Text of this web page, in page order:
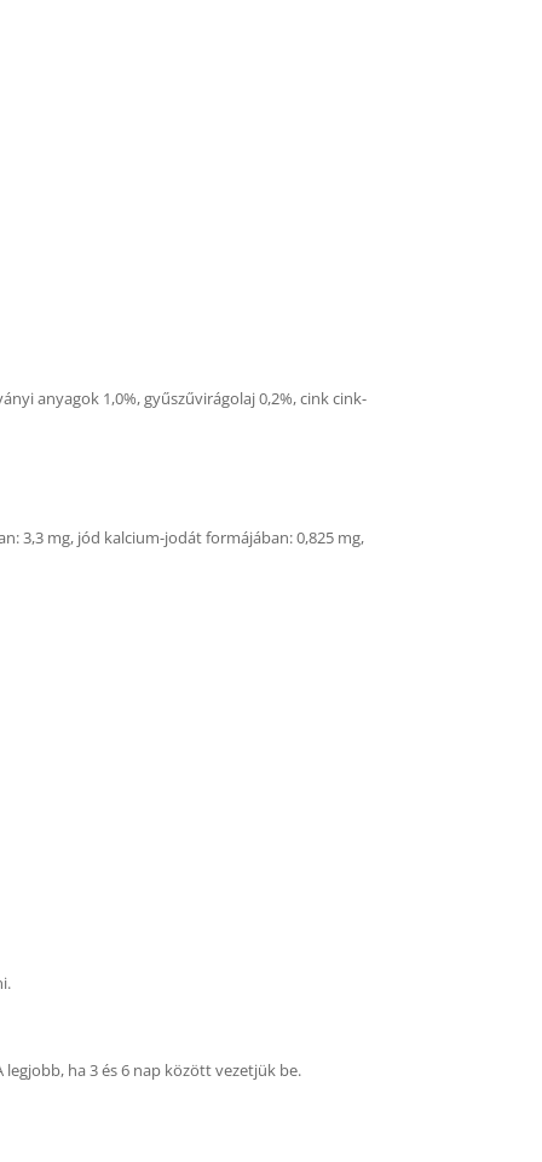
anyagok 1,0%, gyűszűvirágolaj 0,2%, cink cink-
3,3 mg, jód kalcium-jodát formájában: 0,825 mg,
ha 3 és 6 nap között vezetjük be.